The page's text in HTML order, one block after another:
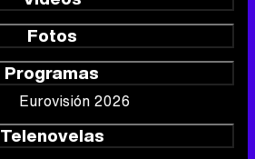
Fotos
Programas
Eurovisión 2026
Telenovelas